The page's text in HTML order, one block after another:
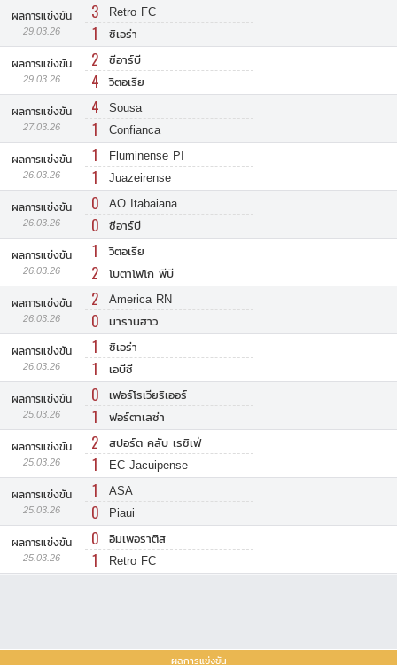
ผลการแข่งขัน
ผลการแข่งขัน
29.03.26
3 Retro FC
1 ซิเอร่า
ผลการแข่งขัน
29.03.26
2 ซีอาร์บี
4 วิตอเรีย
ผลการแข่งขัน
27.03.26
4 Sousa
1 Confianca
ผลการแข่งขัน
26.03.26
1 Fluminense PI
1 Juazeirense
ผลการแข่งขัน
26.03.26
0 AO Itabaiana
0 ซีอาร์บี
ผลการแข่งขัน
26.03.26
1 วิตอเรีย
2 โบตาโฟโก พีบี
ผลการแข่งขัน
26.03.26
2 America RN
0 มารานฮาว
ผลการแข่งขัน
26.03.26
1 ซิเอร่า
1 เอบีซี
ผลการแข่งขัน
25.03.26
0 เฟอร์โรเวียริเออร์
1 ฟอร์ตาเลซ่า
ผลการแข่งขัน
25.03.26
2 สปอร์ต คลับ เรซิเฟ่
1 EC Jacuipense
ผลการแข่งขัน
25.03.26
1 ASA
0 Piaui
ผลการแข่งขัน
25.03.26
0 อิมเพอราติส
1 Retro FC